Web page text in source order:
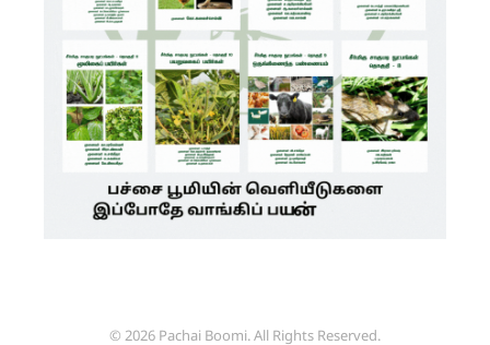
© 2026 Pachai Boomi. All Rights Reserved.